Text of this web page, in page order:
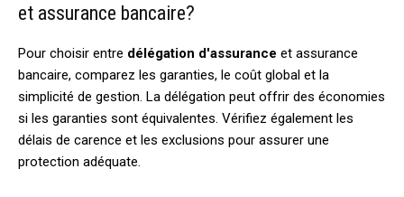
et assurance bancaire?
Pour choisir entre délégation d'assurance et assurance
bancaire, comparez les garanties, le coût global et la
simplicité de gestion. La délégation peut offrir des économies
si les garanties sont équivalentes. Vérifiez également les
délais de carence et les exclusions pour assurer une
protection adéquate.